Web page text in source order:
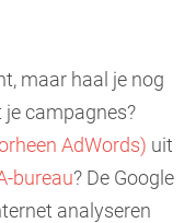
maar haal je nog
campagnes?
AdWords) uit
bureau? De Google
analyseren